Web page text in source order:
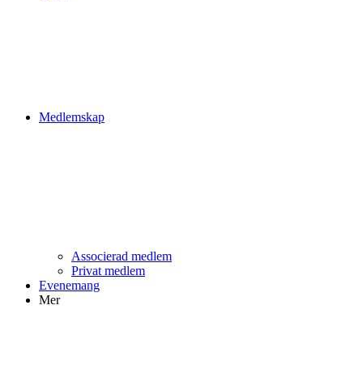
Medlemskap
Associerad medlem
Privat medlem
Evenemang
Mer